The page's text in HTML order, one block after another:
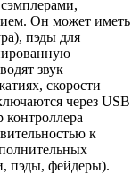
Он может иметь
пэды для
звук
скорости
через USB
к
пэды, фейдеры).